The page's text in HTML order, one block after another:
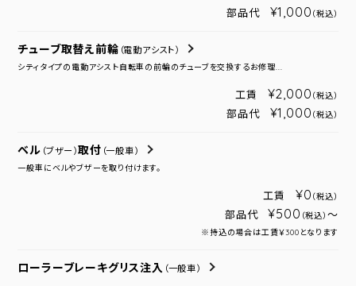
部品代 ¥1,000 （税込）
チューブ取替え前輪 （電動アシスト）
シティタイプの電動アシスト自転車の前輪のチューブを交換するお修理...
工賃 ¥2,000 （税込）
部品代 ¥1,000 （税込）
ベル （ブザー）取付 （一般車）
一般車にベルやブザーを取り付けます。
工賃 ¥0 （税込）
部品代 ¥500 （税込） ～
※持込の場合は工賃￥300となります
ローラーブレーキグリス注入 （一般車）